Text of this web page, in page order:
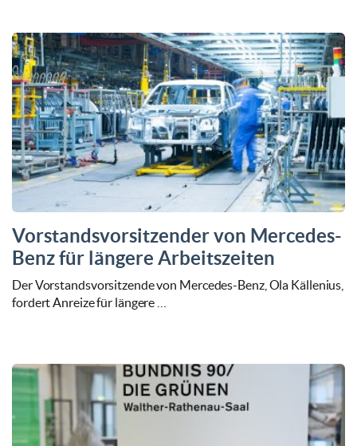
Vorstandsvorsitzender von Mercedes-
Benz für längere Arbeitszeiten
Der Vorstandsvorsitzende von Mercedes-Benz, Ola Källenius,
fordert Anreize für längere …